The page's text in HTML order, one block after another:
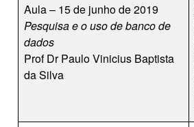
Aula – 15 de junho de 2019
Pesquisa e o uso de banco de
dados
Prof Dr Paulo Vinicius Baptista
da Silva